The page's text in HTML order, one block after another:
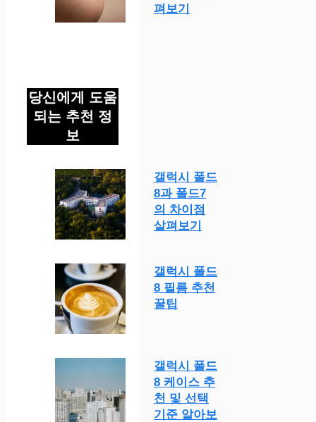
펴보기
당신에게 도움
되는 추천 정
보
갤럭시 폴드
8과 폴드7
의 차이점
살펴보기
갤럭시 폴드
8 필름 추천
꿀팁
갤럭시 폴드
8 케이스 추
천 및 선택
기준 알아보